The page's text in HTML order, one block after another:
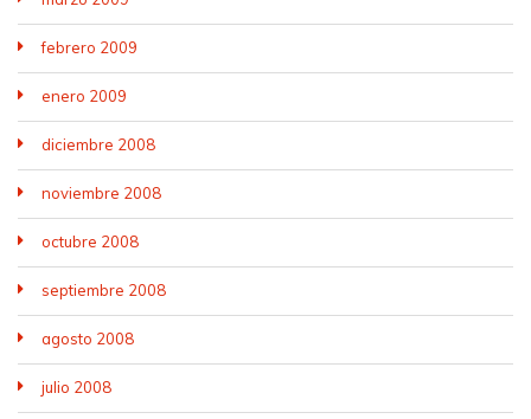
febrero 2009
enero 2009
diciembre 2008
noviembre 2008
octubre 2008
septiembre 2008
agosto 2008
julio 2008